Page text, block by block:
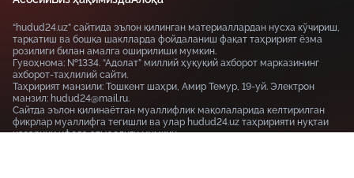
“hudud24.uz” сайтида эълон қилинган материаллардан нусха кўчириш,
тарқатиш ва бошқа шаклларда фойдаланиш фақат таҳририят ёзма
розилиги билан амалга оширилиши мумкин.
Гувоҳнома: №1334. “Адолат” миллий ҳуқуқий ахборот марказининг
ахборот-таҳлилий сайти.
Таҳририят манзили: Тошкент шаҳри, Амир Темур, 19-уй. Электрон
манзил: hudud24@mail.ru.
Сайтда эълон қилинаётган муаллифлик мақолаларида келтирилган
фикрлар муаллифга тегишли ва улар hudud24.uz таҳририяти нуқтаи
назарини ифода этмаслиги мумкин.